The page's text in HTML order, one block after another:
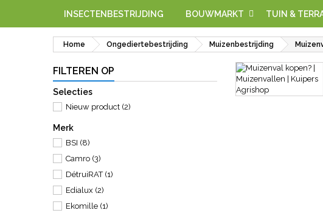
INSECTENBESTRIJDING BOUWMARKT TUIN &
Home Ongediertebestrijding Muizenbestrijding
FILTEREN OP
Selecties
Nieuw product (2)
Merk
BSI (8)
Camro (3)
DétruiRAT (1)
Edialux (2)
Ekomille (1)